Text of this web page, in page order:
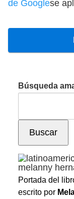
de Googlese
Búsqueda
Buscar
Portada del
escrito por